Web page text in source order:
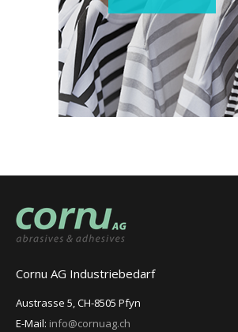
Cornu AG Industriebedarf
Austrasse 5, CH-8505 Pfyn
E-Mail: info@cornuag.ch